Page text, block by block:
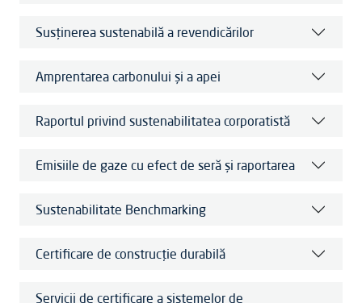
Susținerea sustenabilă a revendicărilor
Amprentarea carbonului și a apei
Raportul privind sustenabilitatea corporatistă
Emisiile de gaze cu efect de seră și raportarea
Sustenabilitate Benchmarking
Certificare de construcție durabilă
Servicii de certificare a sistemelor de